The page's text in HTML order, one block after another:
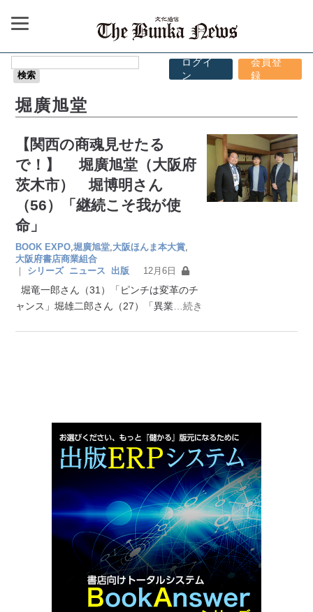
ログイ
ン
会員登
録
堀廣旭堂
【関西の商魂見せたる
で！】 堀廣旭堂（大阪府
茨木市） 堀博明さん
（56）「継続こそ我が使
命」
BOOK EXPO ,堀廣旭堂 大阪ほんま本大賞
大阪府書店商業組合
｜
シリーズ ニュース 出版 12月6日
堀竜一郎さん（31）「ピンチは変革のチ
ャンス」堀雄二郎さん（27）「異業 …続き